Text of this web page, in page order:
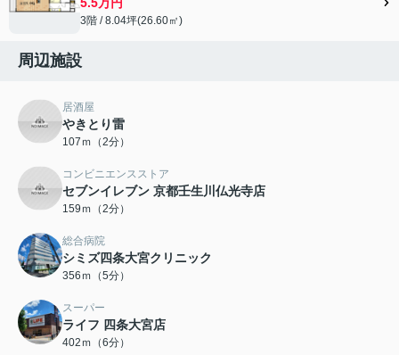
3階 / 8.04坪(26.60㎡)
周辺施設
居酒屋
やきとり雷
107ｍ（2分）
コンビニエンスストア
セブンイレブン 京都壬生川仏光寺店
159ｍ（2分）
総合病院
シミズ四条大宮クリニック
356ｍ（5分）
スーパー
ライフ 四条大宮店
402ｍ（6分）